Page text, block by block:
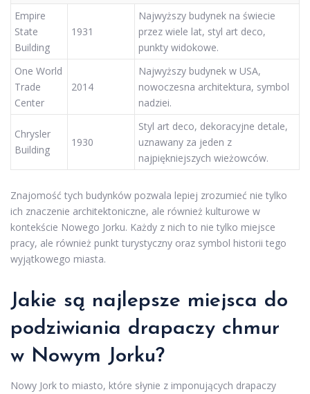
Empire
State
Building
1931
Najwyższy budynek na świecie
przez wiele lat, styl art deco,
punkty widokowe.
One World
Trade
Center
2014
Najwyższy budynek w USA,
nowoczesna architektura, symbol
nadziei.
Chrysler
Building
1930
Styl art deco, dekoracyjne detale,
uznawany za jeden z
najpiękniejszych wieżowców.
Znajomość tych budynków pozwala lepiej zrozumieć nie tylko
ich znaczenie architektoniczne, ale również kulturowe w
kontekście Nowego Jorku. Każdy z nich to nie tylko miejsce
pracy, ale również punkt turystyczny oraz symbol historii tego
wyjątkowego miasta.
Jakie są najlepsze miejsca do
podziwiania drapaczy chmur
w Nowym Jorku?
Nowy Jork to miasto, które słynie z imponujących drapaczy